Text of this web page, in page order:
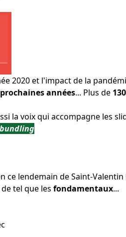
2020 et l'impact de la
années... Plus de 130
la voix qui accompagne les
ce lendemain de Saint-Valentin
tel que les fondamentaux...